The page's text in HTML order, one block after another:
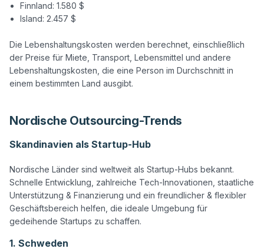
Finnland: 1.580 $
Island: 2.457 $
Die Lebenshaltungskosten werden berechnet, einschließlich
der Preise für Miete, Transport, Lebensmittel und andere
Lebenshaltungskosten, die eine Person im Durchschnitt in
Nordische Outsourcing-Trends
Skandinavien als Startup-Hub
Nordische Länder sind weltweit als Startup-Hubs bekannt.
Schnelle Entwicklung, zahlreiche Tech-Innovationen, staatliche
Unterstützung & Finanzierung und ein freundlicher & flexibler
Geschäftsbereich helfen, die ideale Umgebung für
1. Schweden